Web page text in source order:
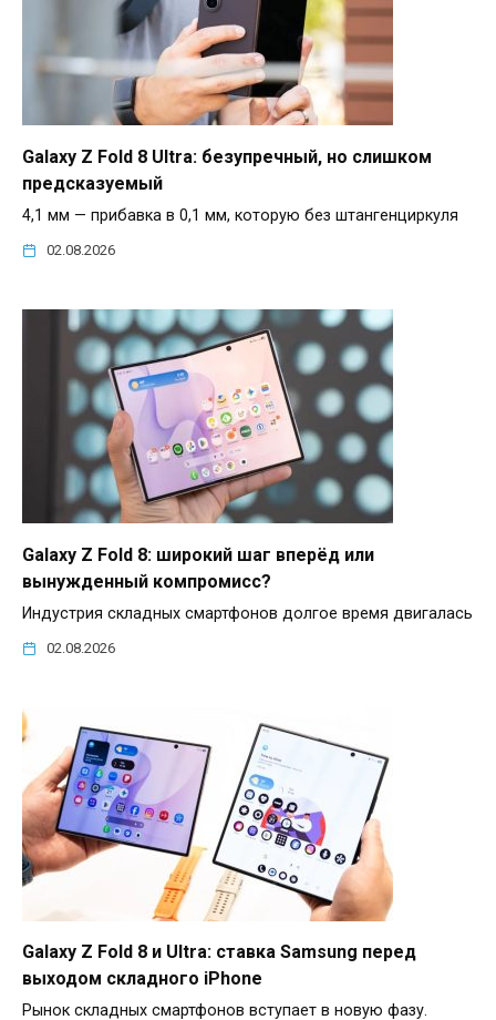
Galaxy Z Fold 8 Ultra: безупречный, но слишком
предсказуемый
4,1 мм — прибавка в 0,1 мм, которую без штангенциркуля
02.08.2026
Galaxy Z Fold 8: широкий шаг вперёд или
вынужденный компромисс?
Индустрия складных смартфонов долгое время двигалась
02.08.2026
Galaxy Z Fold 8 и Ultra: ставка Samsung перед
выходом складного iPhone
Рынок складных смартфонов вступает в новую фазу.